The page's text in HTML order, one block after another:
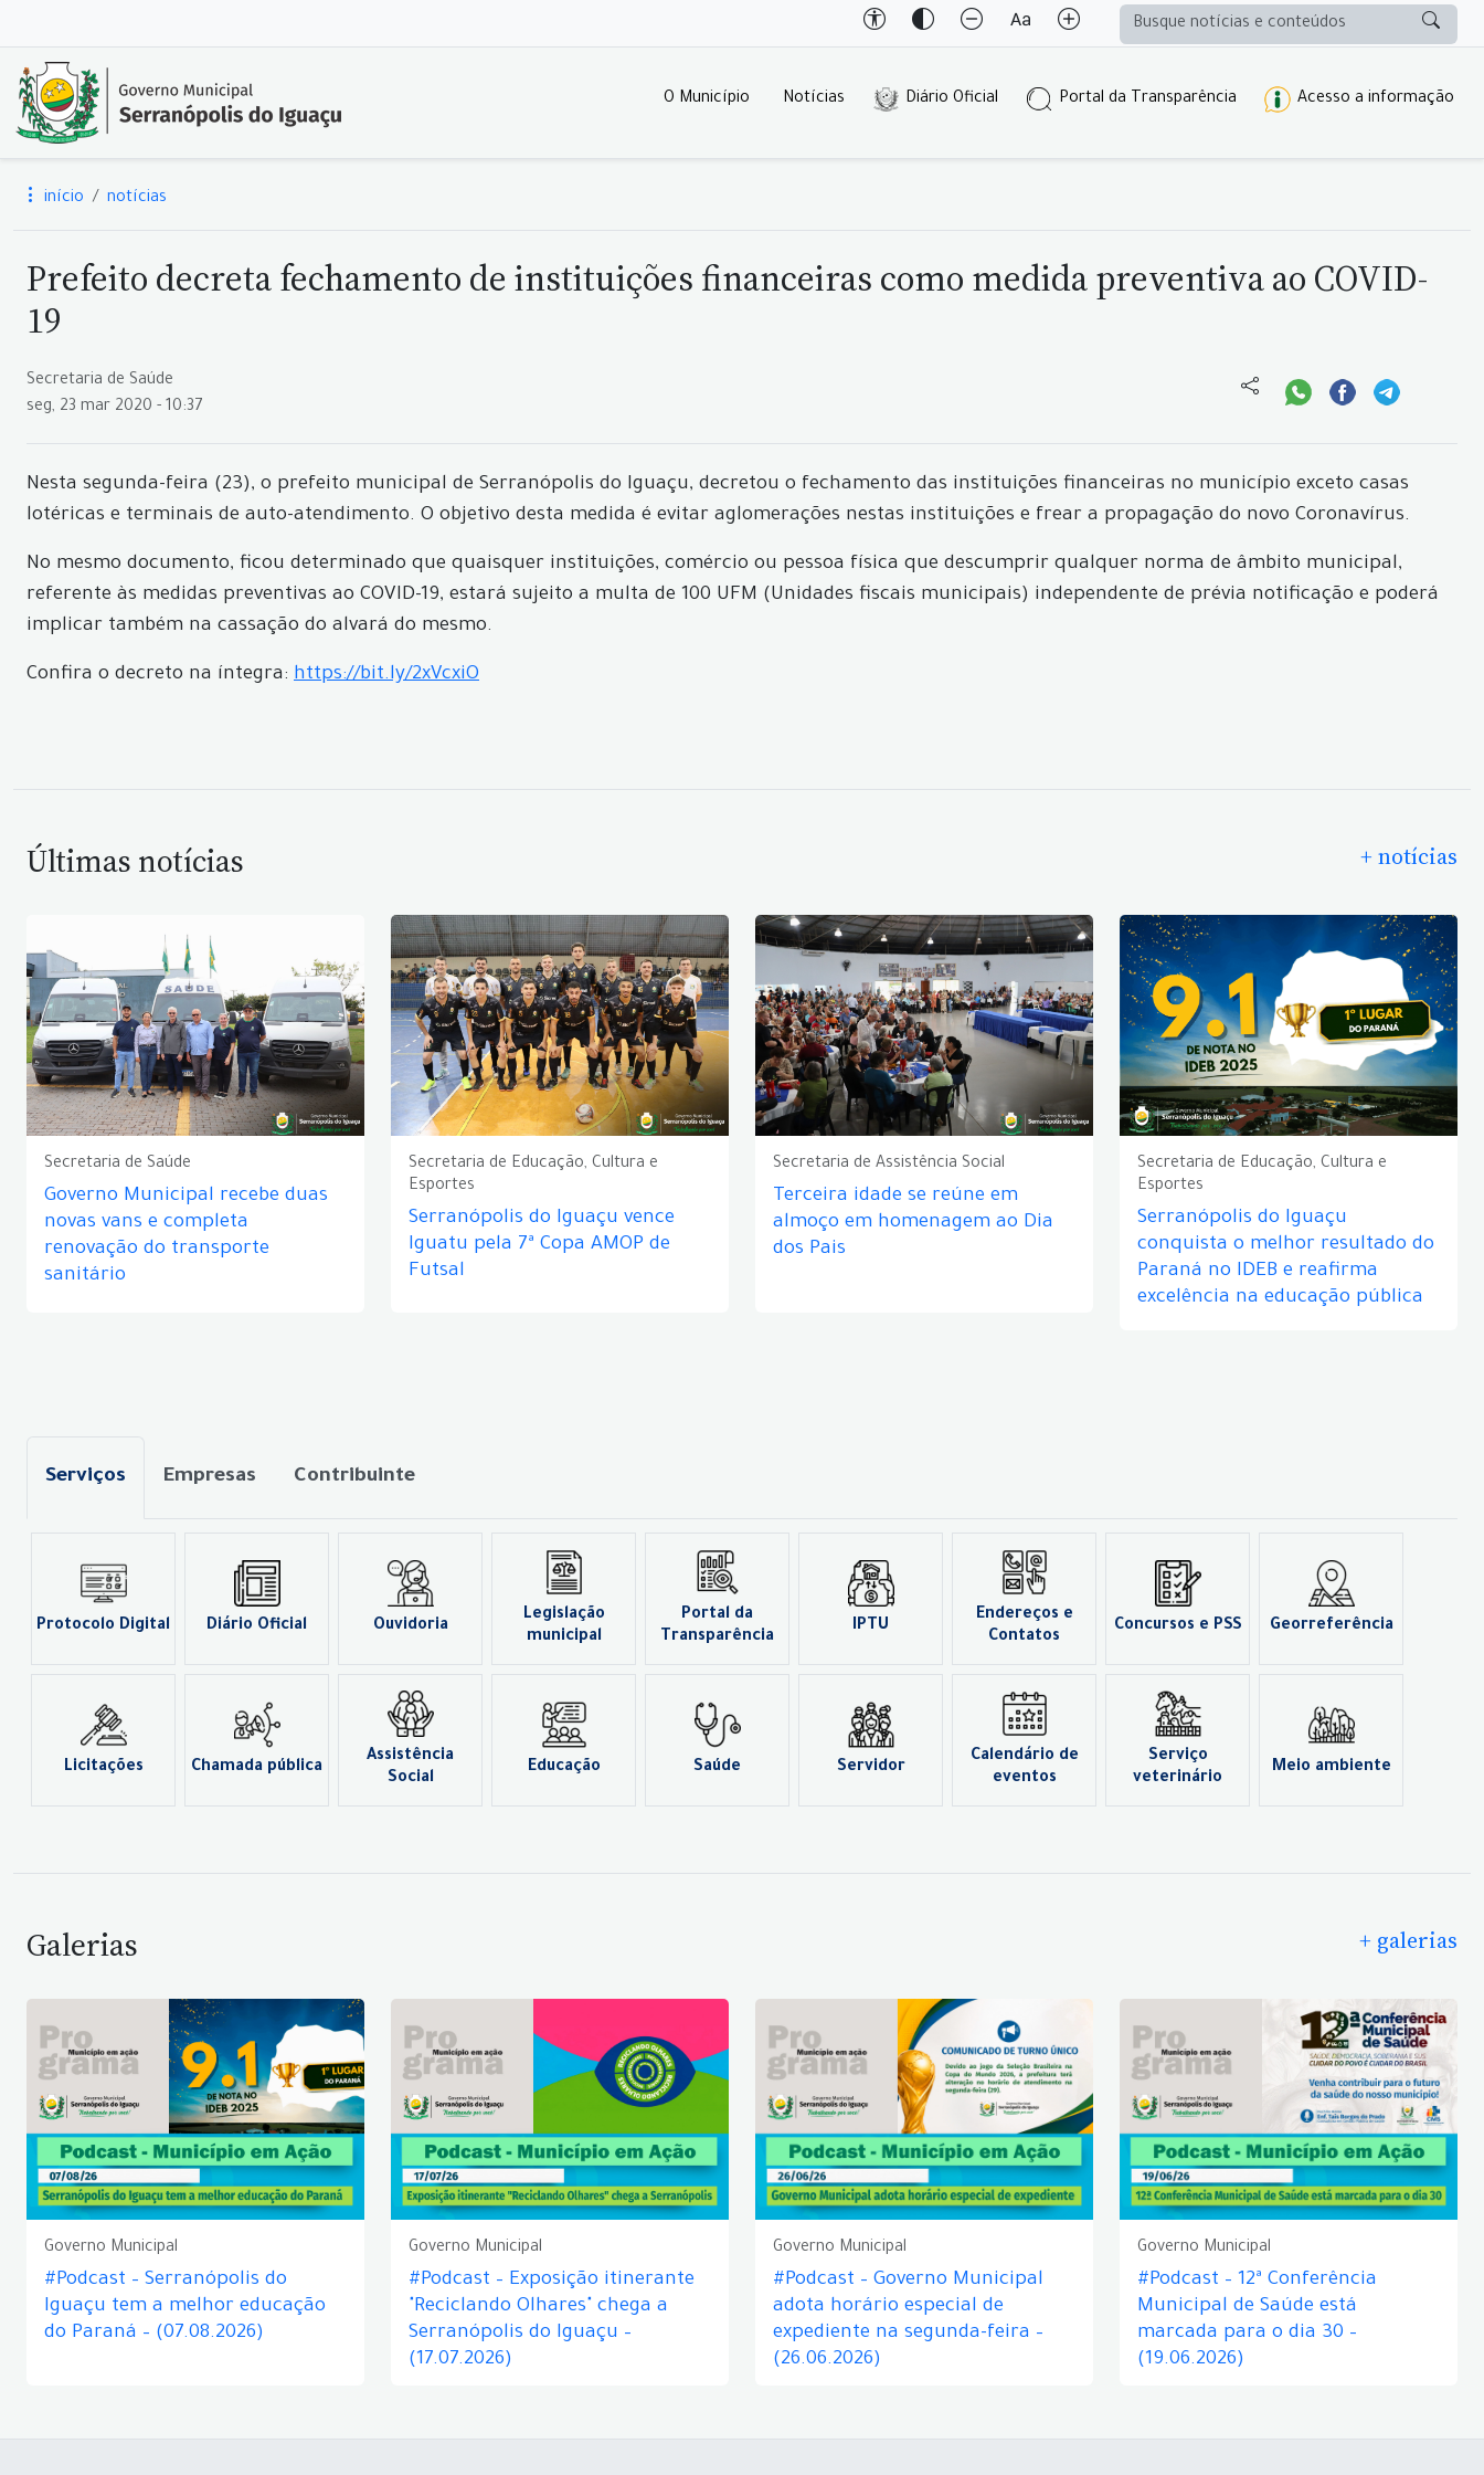
O Município Notícias Diário Oficial Portal da Transparência Acesso a informação
início notícias
Prefeito decreta fechamento de instituições financeiras como medida preventiva ao COVID-
19
Secretaria de Saúde
seg, 23 mar 2020 - 10:37
Nesta segunda-feira (23), o prefeito municipal de Serranópolis do Iguaçu, decretou o fechamento das instituições financeiras no município exceto casas
lotéricas e terminais de auto-atendimento. O objetivo desta medida é evitar aglomerações nestas instituições e frear a propagação do novo Coronavírus.
No mesmo documento, ficou determinado que quaisquer instituições, comércio ou pessoa física que descumprir qualquer norma de âmbito municipal,
referente às medidas preventivas ao COVID-19, estará sujeito a multa de 100 UFM (Unidades fiscais municipais) independente de prévia notificação e poderá
implicar também na cassação do alvará do mesmo.
Confira o decreto na íntegra: https://bit.ly/2xVcxiO
Últimas notícias + notícias
Secretaria de Saúde
Governo Municipal recebe duas
novas vans e completa
renovação do transporte
sanitário
Secretaria de Educação, Cultura e
Esportes
Serranópolis do Iguaçu vence
Iguatu pela 7ª Copa AMOP de
Futsal
Secretaria de Assistência Social
Terceira idade se reúne em
almoço em homenagem ao Dia
dos Pais
Secretaria de Educação, Cultura e
Esportes
Serranópolis do Iguaçu
conquista o melhor resultado do
Paraná no IDEB e reafirma
excelência na educação pública
Serviços Empresas Contribuinte
Protocolo Digital Diário Oficial Ouvidoria
Legislação
municipal
Portal da
Transparência
IPTU
Endereços e
Contatos
Concursos e PSS Georreferência
Licitações Chamada pública
Assistência
Social
Educação Saúde Servidor
Calendário de
eventos
Serviço
veterinário
Meio ambiente
Galerias + galerias
Governo Municipal
#Podcast – Serranópolis do
Iguaçu tem a melhor educação
do Paraná – (07.08.2026)
Governo Municipal
#Podcast – Exposição itinerante
"Reciclando Olhares" chega a
Serranópolis do Iguaçu –
(17.07.2026)
Governo Municipal
#Podcast – Governo Municipal
adota horário especial de
expediente na segunda-feira –
(26.06.2026)
Governo Municipal
#Podcast – 12ª Conferência
Municipal de Saúde está
marcada para o dia 30 –
(19.06.2026)